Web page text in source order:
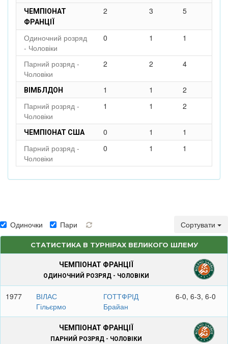
ЧЕМПІОНАТ
ФРАНЦІЇ
2 3 5
Одиночний розряд
- Чоловіки
0 1 1
Парний розряд -
Чоловіки
2 2 4
ВІМБЛДОН 1 1
2
Парний розряд -
Чоловіки
1 1 2
ЧЕМПІОНАТ США 0 1
1
Парний розряд -
Чоловіки
0 1 1
Одиночки Пари Сортувати
СТАТИСТИКА В ТУРНІРАХ ВЕЛИКОГО ШЛЕМУ
ЧЕМПІОНАТ ФРАНЦІЇ
ОДИНОЧНИЙ РОЗРЯД - ЧОЛОВІКИ
1977
ВІЛАС
Гільєрмо
ГОТТФРІД
Брайан
6-0, 6-3, 6-0
ЧЕМПІОНАТ ФРАНЦІЇ
ПАРНИЙ РОЗРЯД - ЧОЛОВІКИ